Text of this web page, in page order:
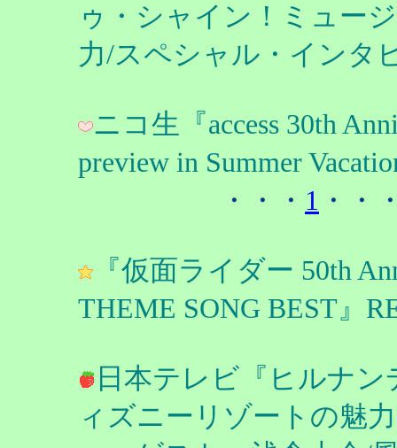
ゥ・シャイン！ミュー
力/スペシャル・インタ
ニコ生『access 30th
preview in Summer
・・・ 1 ・・
『仮面ライダー 50th
THEME SONG BEST』
日本テレビ『ヒルナ
ィズニーリゾートの魅